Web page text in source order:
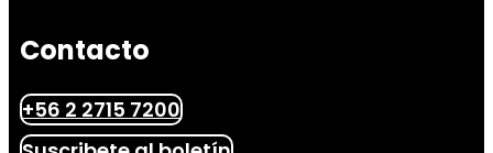
Contacto
+56 2 2715 7200